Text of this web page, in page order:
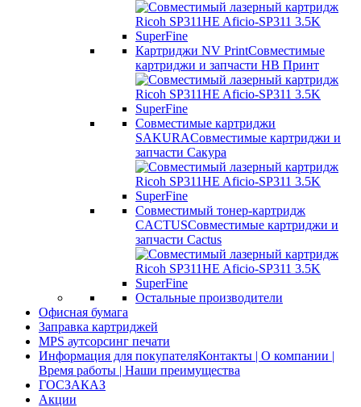
Картриджи NV PrintСовместимые
картриджи и запчасти НВ Принт
Совместимые картриджи
SAKURAСовместимые картриджи и
запчасти Сакура
Совместимый тонер-картридж
CACTUSСовместимые картриджи и
запчасти Cactus
Остальные производители
Офисная бумага
Заправка картриджей
MPS аутсорсинг печати
Информация для покупателяКонтакты | О компании |
Время работы | Наши преимущества
ГОСЗАКАЗ
Акции